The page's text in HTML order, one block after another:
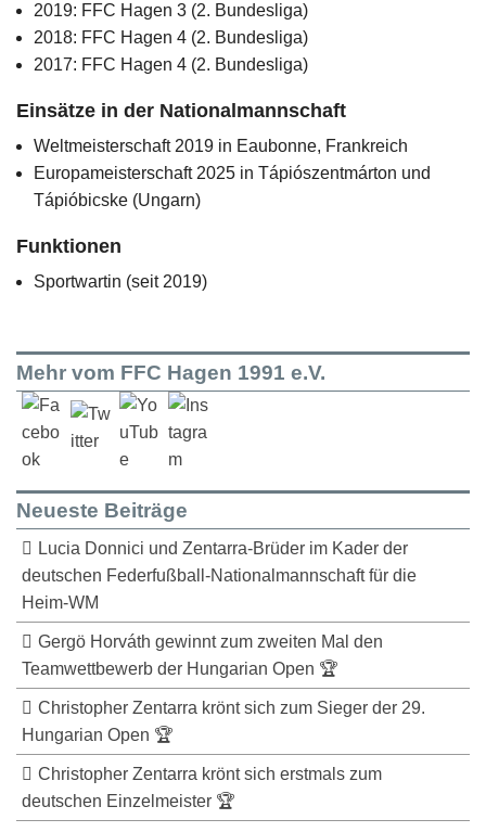
2019: FFC Hagen 3 (2. Bundesliga)
2018: FFC Hagen 4 (2. Bundesliga)
2017: FFC Hagen 4 (2. Bundesliga)
Einsätze in der Nationalmannschaft
Weltmeisterschaft 2019 in Eaubonne, Frankreich
Europameisterschaft 2025 in Tápiószentmárton und
Tápióbicske (Ungarn)
Funktionen
Sportwartin (seit 2019)
Mehr vom FFC Hagen 1991 e.V.
Neueste Beiträge
Lucia Donnici und Zentarra-Brüder im Kader der
deutschen Federfußball-Nationalmannschaft für die
Heim-WM
Gergö Horváth gewinnt zum zweiten Mal den
Teamwettbewerb der Hungarian Open 🏆
Christopher Zentarra krönt sich zum Sieger der 29.
Hungarian Open 🏆
Christopher Zentarra krönt sich erstmals zum
deutschen Einzelmeister 🏆